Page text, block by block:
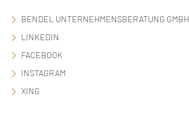
BENDEL UNTERNEHMENSBERATUNG GMBH
LINKEDIN
FACEBOOK
INSTAGRAM
XING